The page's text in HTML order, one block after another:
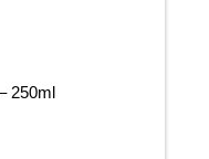
250ml